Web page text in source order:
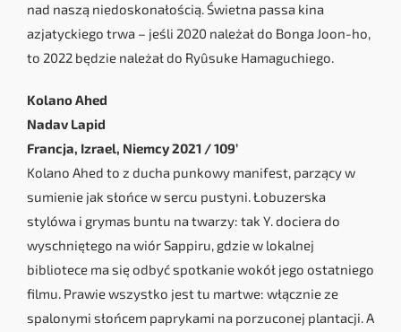
nad naszą niedoskonałością. Świetna passa kina
azjatyckiego trwa – jeśli 2020 należał do Bonga Joon-ho,
to 2022 będzie należał do Ryûsuke Hamaguchiego.
Kolano Ahed
Nadav Lapid
Francja, Izrael, Niemcy 2021 / 109’
Kolano Ahed to z ducha punkowy manifest, parzący w
sumienie jak słońce w sercu pustyni. Łobuzerska
stylówa i grymas buntu na twarzy: tak Y. dociera do
wyschniętego na wiór Sappiru, gdzie w lokalnej
bibliotece ma się odbyć spotkanie wokół jego ostatniego
filmu. Prawie wszystko jest tu martwe: włącznie ze
spalonymi słońcem paprykami na porzuconej plantacji. A